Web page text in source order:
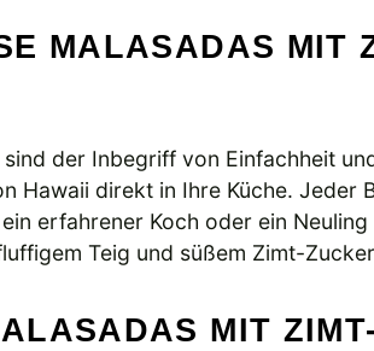
MALASADAS MIT
der Inbegriff von Einfachheit
Hawaii direkt in Ihre Küche. Jeder
erfahrener Koch oder ein
Teig und süßem Zimt-
MIT